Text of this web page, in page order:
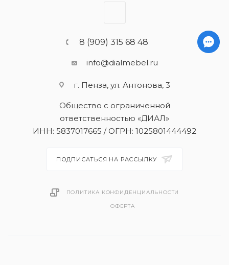
8 (909) 315 68 48
info@dialmebel.ru
г. Пенза, ул. Антонова, 3
Общество с ограниченной
ответственностью «ДИАЛ»
ИНН: 5837017665 / ОГРН: 1025801444492
ПОДПИСАТЬСЯ НА РАССЫЛКУ
ПОЛИТИКА КОНФИДЕНЦИАЛЬНОСТИ
ОФЕРТА